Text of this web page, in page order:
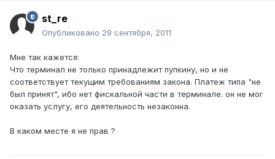
st_re
Опубликовано 29 сентября, 2011
Мне так кажется:
Что терминал не только принадлежит пупкину, но и не
соответствует текущим требованиям закона. Платеж типа "не
был принят", ибо нет фискальной части в терминале. он не мог
оказать услугу, его деятельность незаконна.
В каком месте я не прав ?